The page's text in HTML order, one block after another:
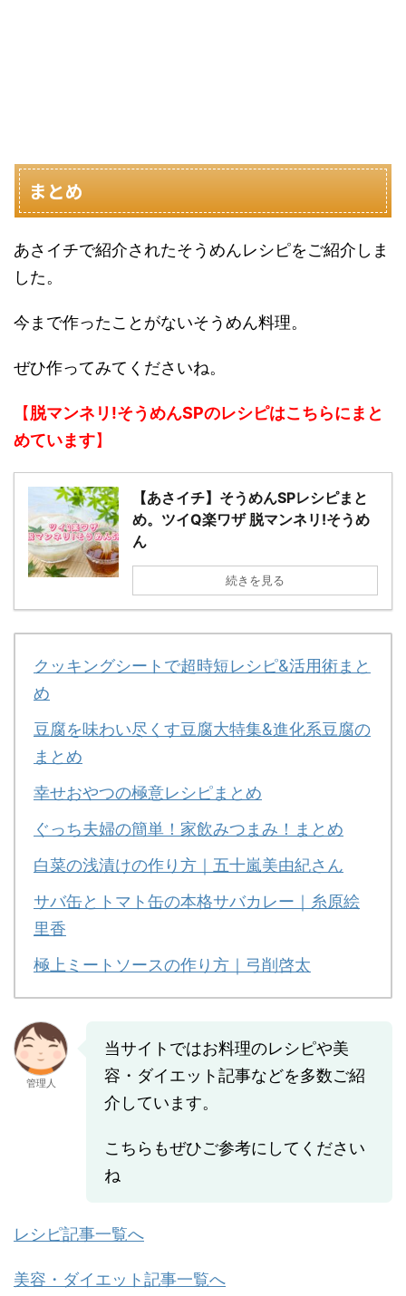
まとめ
あさイチで紹介されたそうめんレシピをご紹介しま
した。
今まで作ったことがないそうめん料理。
ぜひ作ってみてくださいね。
【脱マンネリ!そうめんSPのレシピはこちらにまと
めています】
【あさイチ】そうめんSPレシピまと
め。ツイQ楽ワザ 脱マンネリ!そうめ
ん
続きを見る
クッキングシートで超時短レシピ&活用術まと
め
豆腐を味わい尽くす豆腐大特集&進化系豆腐の
まとめ
幸せおやつの極意レシピまとめ
ぐっち夫婦の簡単！家飲みつまみ！まとめ
白菜の浅漬けの作り方｜五十嵐美由紀さん
サバ缶とトマト缶の本格サバカレー｜糸原絵
里香
極上ミートソースの作り方｜弓削啓太
管理人
当サイトではお料理のレシピや美
容・ダイエット記事などを多数ご紹
介しています。
こちらもぜひご参考にしてください
ね
レシピ記事一覧へ
美容・ダイエット記事一覧へ